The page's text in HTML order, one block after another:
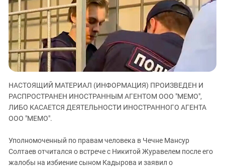
ЗАСТАВЛЯЕТ
КАВКАЗ ЗА ПАЛЕСТИНУ
ИНАКОМЫСЛИЕ В ЧЕЧНЕ
ПРЕСЛЕДОВАНИЕ АКТИВИСТОВ
МОБИЛИЗАЦИЯ И ПРОТЕСТЫ
Дагестан
Ингушетия
Кабардино-Балкария
Калмыкия
Карачаево-Черкесия
Краснодарский край
Российская Федерация
Северная Осетия - Алания
СКФО
НАСТОЯЩИЙ МАТЕРИАЛ (ИНФОРМАЦИЯ) ПРОИЗВЕДЕН И
РАСПРОСТРАНЕН ИНОСТРАННЫМ АГЕНТОМ ООО "МЕМО",
ЛИБО КАСАЕТСЯ ДЕЯТЕЛЬНОСТИ ИНОСТРАННОГО АГЕНТА
ООО "МЕМО".
Уполномоченный по правам человека в Чечне Мансур
Солтаев отчитался о встрече с Никитой Журавелем после его
жалобы на избиение сыном Кадырова и заявил о